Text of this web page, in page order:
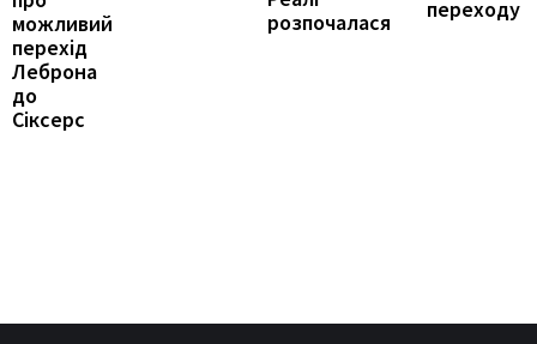
можливий
перехід
Леброна
до
Сіксерс
розпочалася
переходу